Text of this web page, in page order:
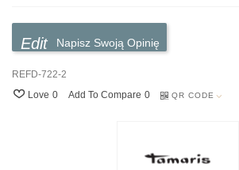
Napisz Swoją Opinię
REFD-722-2
Love 0 Add To Compare 0 QR CODE